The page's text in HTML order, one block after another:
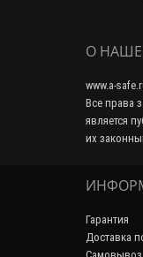
О
www.a-
Все права
является
их
Гарантия
Доставка